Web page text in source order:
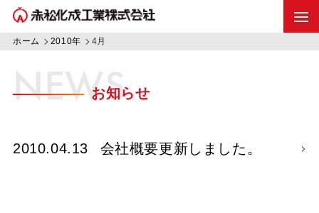
ホーム 2010年 4月
NEWS
お知らせ
2010.04.13 会社概要更新しました。